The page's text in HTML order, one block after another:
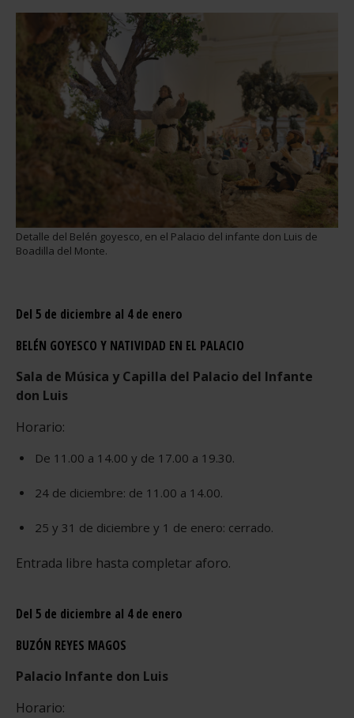
Detalle del Belén goyesco, en el Palacio del infante don Luis de
Boadilla del Monte.
Del 5 de diciembre al 4 de enero
BELÉN GOYESCO Y NATIVIDAD EN EL PALACIO
Sala de Música y Capilla del Palacio del Infante
don Luis
Horario:
De 11.00 a 14.00 y de 17.00 a 19.30.
24 de diciembre: de 11.00 a 14.00.
25 y 31 de diciembre y 1 de enero: cerrado.
Entrada libre hasta completar aforo.
Del 5 de diciembre al 4 de enero
BUZÓN REYES MAGOS
Palacio Infante don Luis
Horario: